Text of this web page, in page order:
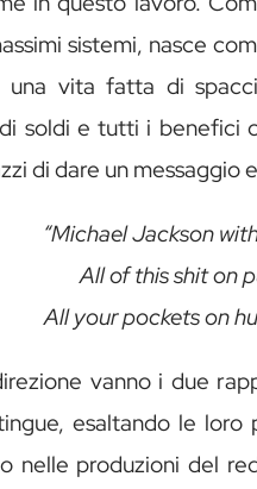
sistemi, nasce
una vita fatta di
soldi e tutti i benefici
di dare un messaggio
“Michael Jackson
All of this shit on
All your pockets on
vanno i due
esaltando le
nelle produzioni del